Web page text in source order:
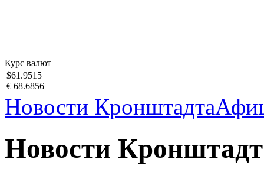
Курс валют
$61.9515
€ 68.6856
Новости Кронштадта
Новости